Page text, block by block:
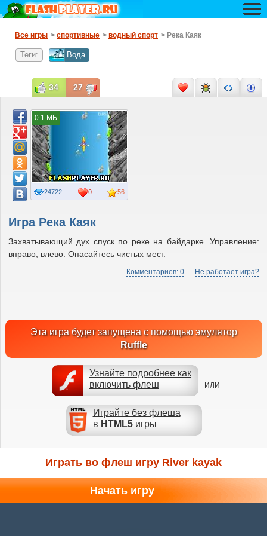
Все игры > спортивные > водный спорт > Река Каяк
Теги: Вода
Игра Река Каяк
Захватывающий дух спуск по реке на байдарке. Управление:
вправо, влево. Опасайтесь чистых мест.
Комментариев: 0 Не работает игра?
Эта игра будет запущена с помощью эмулятор
Ruffle
Узнайте подробнее как
включить флеш
ИЛИ
Играйте без флеша
в HTML5игры
56
24722 0
0.1 МБ
34 27
Играть во флеш игру River kayak
Начать игру